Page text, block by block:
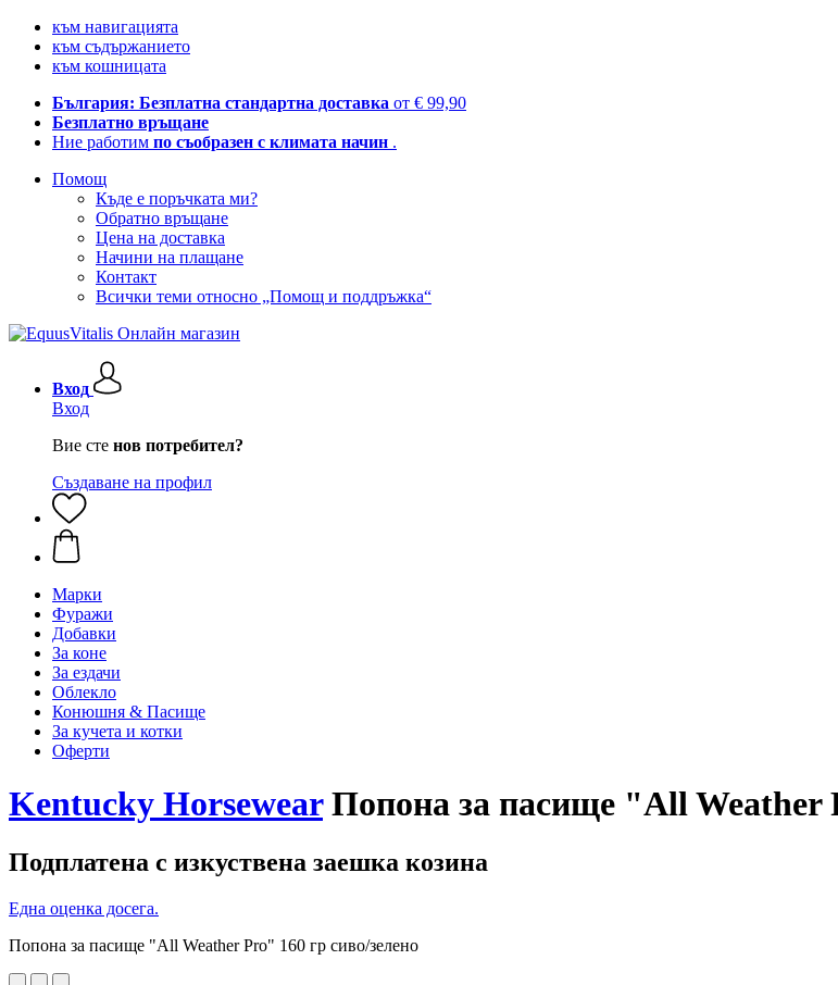
към навигацията
към съдържанието
към кошницата
България: Безплатна стандартна доставка от € 99,90
Безплатно връщане
Ние работим по съобразен с климата начин .
Помощ
Къде е поръчката ми?
Обратно връщане
Цена на доставка
Начини на плащане
Контакт
Всички теми относно „Помощ и поддръжка“
Вход
Вход
Вие сте нов потребител?
Създаване на профил
Марки
Фуражи
Добавки
За коне
За ездачи
Облекло
Конюшня & Пасище
За кучета и котки
Оферти
Kentucky HorsewearПопона за пасище "All Weather
Подплатена с изкуствена заешка козина
Една оценка досега.
Попона за пасище "All Weather Pro" 160 гр сиво/зелено